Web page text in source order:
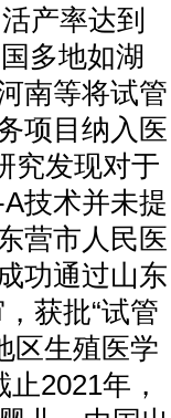
产率达到
多地如湖
南等将试管
项目纳入医
究发现对于
技术并未提
营市人民医
功通过山东
获批“试管
区生殖医学
2021年，